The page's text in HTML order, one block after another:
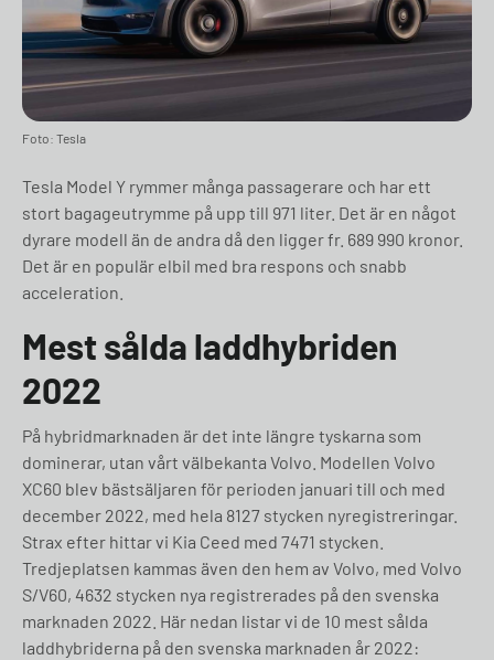
Foto: Tesla
Tesla Model Y rymmer många passagerare och har ett
stort bagageutrymme på upp till 971 liter. Det är en något
dyrare modell än de andra då den ligger fr. 689 990 kronor.
Det är en populär elbil med bra respons och snabb
acceleration.
Mest sålda laddhybriden
2022
På hybridmarknaden är det inte längre tyskarna som
dominerar, utan vårt välbekanta Volvo. Modellen Volvo
XC60 blev bästsäljaren för perioden januari till och med
december 2022, med hela 8127 stycken nyregistreringar.
Strax efter hittar vi Kia Ceed med 7471 stycken.
Tredjeplatsen kammas även den hem av Volvo, med Volvo
S/V60, 4632 stycken nya registrerades på den svenska
marknaden 2022. Här nedan listar vi de 10 mest sålda
laddhybriderna på den svenska marknaden år 2022: